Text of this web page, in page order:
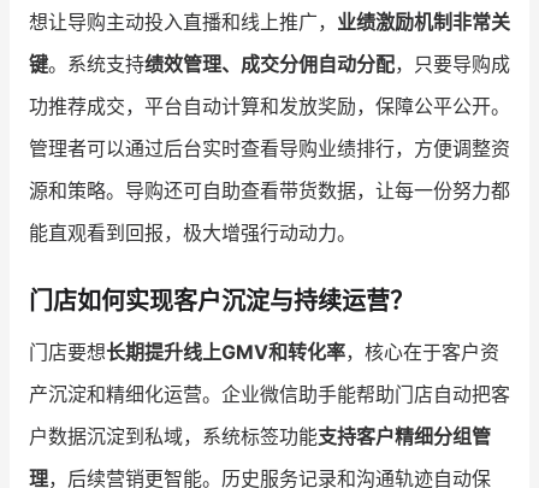
想让导购主动投入直播和线上推广， 业绩激励机制非常关
键。系统支持绩效管理、成交分佣自动分配，只要导购成
功推荐成交，平台自动计算和发放奖励，保障公平公开。
管理者可以通过后台实时查看导购业绩排行，方便调整资
源和策略。导购还可自助查看带货数据，让每一份努力都
能直观看到回报，极大增强行动动力。
门店如何实现客户沉淀与持续运营？
门店要想长期提升线上GMV和转化率，核心在于客户资
产沉淀和精细化运营。企业微信助手能帮助门店自动把客
户数据沉淀到私域，系统标签功能支持客户精细分组管
理，后续营销更智能。历史服务记录和沟通轨迹自动保